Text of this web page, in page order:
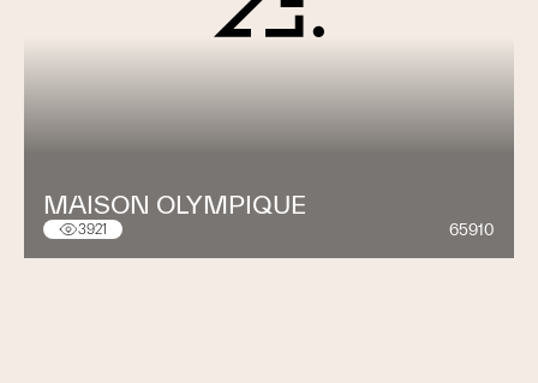
MAISON OLYMPIQUE
3921 65910